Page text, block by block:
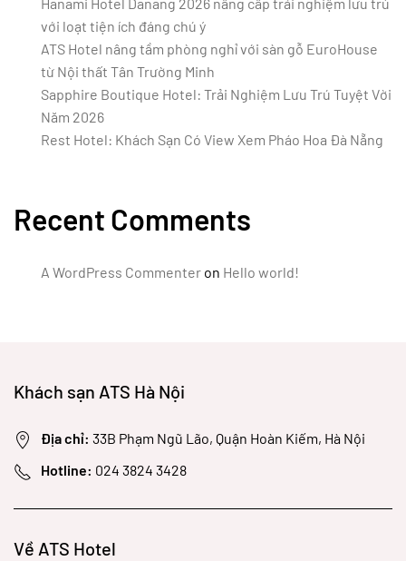
với loạt tiện ích đáng chú ý
ATS Hotel nâng tầm phòng nghỉ với sàn gỗ EuroHouse
từ Nội thất Tân Trường Minh
Sapphire Boutique Hotel: Trải Nghiệm Lưu Trú Tuyệt Vời
Năm 2026
Rest Hotel: Khách Sạn Có View Xem Pháo Hoa Đà Nẵng
Recent Comments
A WordPress Commenter on Hello world!
Khách sạn ATS Hà Nội
Địa chỉ: 33B Phạm Ngũ Lão, Quận Hoàn Kiếm, Hà Nội
Hotline: 024 3824 3428
Về ATS Hotel